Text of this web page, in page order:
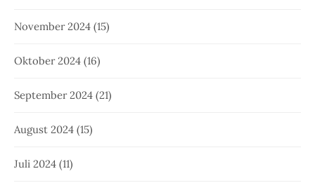
November 2024 (15)
Oktober 2024 (16)
September 2024 (21)
August 2024 (15)
Juli 2024 (11)